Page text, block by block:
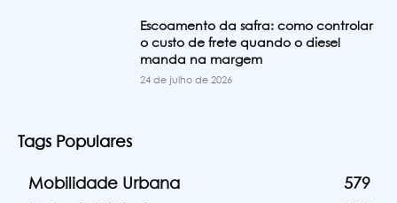
Escoamento da safra: como controlar
o custo de frete quando o diesel
manda na margem
24 de julho de 2026
Tags Populares
Mobilidade Urbana
579